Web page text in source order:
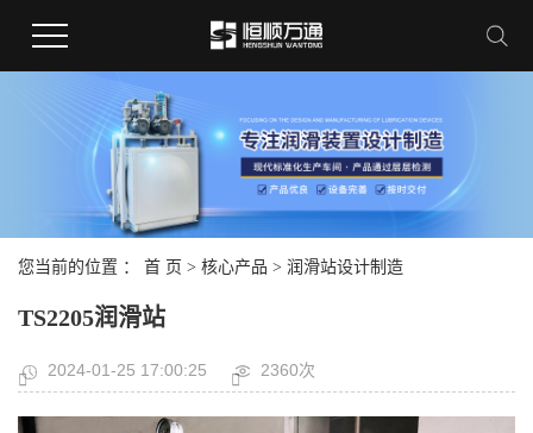
您当前的位置 ： 首 页 > 核心产品 > 润滑站设计制造
TS2205润滑站
2024-01-25 17:00:25 2360次